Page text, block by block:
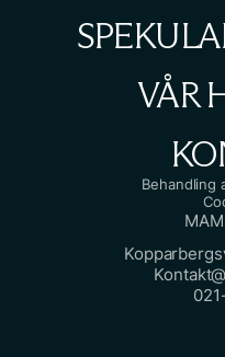
VÅR
Behandling